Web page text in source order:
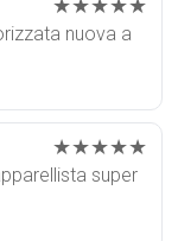
★★★★★
nuova a
★★★★★
super